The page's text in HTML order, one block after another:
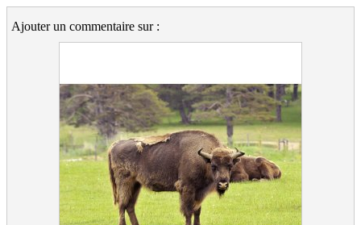
Ajouter un commentaire sur :